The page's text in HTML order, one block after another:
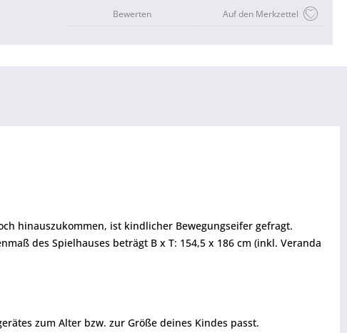
Auf den Merkzettel
Bewerten
hinauszukommen, ist kindlicher Bewegungseifer gefragt.
des Spielhauses beträgt B x T: 154,5 x 186 cm (inkl. Veranda
zum Alter bzw. zur Größe deines Kindes passt.